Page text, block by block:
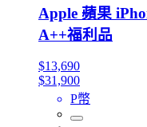
Apple 蘋果
A++福利品
$13,690
$31,900
P幣